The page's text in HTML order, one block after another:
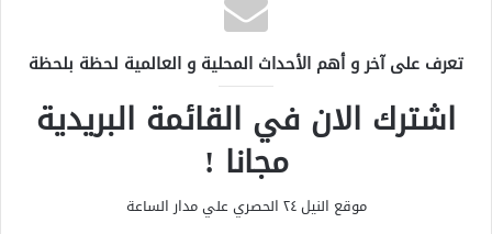
تعرف على آخر و أهم الأحداث المحلية و العالمية لحظة بلحظة
اشترك الان في القائمة البريدية
مجانا !
موقع النيل ٢٤ الحصري علي مدار الساعة